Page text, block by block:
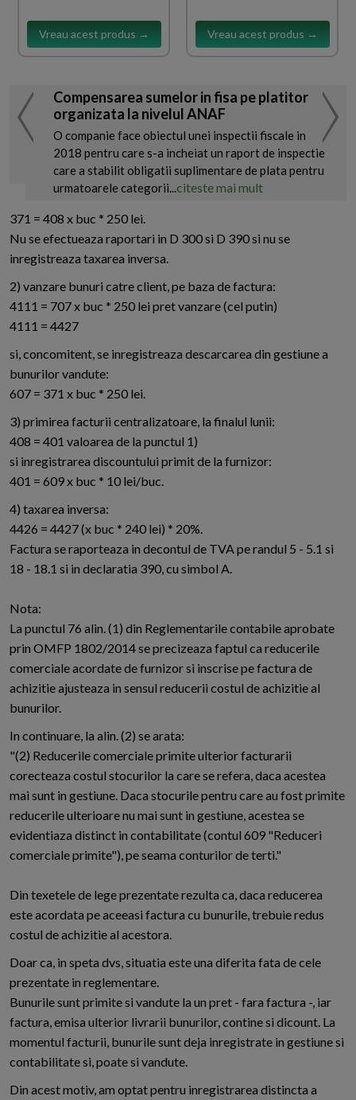
Vreau acest produs → Vreau acest produs →
Compensarea sumelor in fisa pe platitor
organizata la nivelul ANAF
O companie face obiectul unei inspectii fiscale in
2018 pentru care s-a incheiat un raport de inspectie
care a stabilit obligatii suplimentare de plata pentru
urmatoarele categorii...citeste mai mult
371 = 408 x buc * 250 lei.
Nu se efectueaza raportari in D 300 si D 390 si nu se
inregistreaza taxarea inversa.
2) vanzare bunuri catre client, pe baza de factura:
4111 = 707 x buc * 250 lei pret vanzare (cel putin)
4111 = 4427
si, concomitent, se inregistreaza descarcarea din gestiune a
bunurilor vandute:
607 = 371 x buc * 250 lei.
3) primirea facturii centralizatoare, la finalul lunii:
408 = 401 valoarea de la punctul 1)
si inregistrarea discountului primit de la furnizor:
401 = 609 x buc * 10 lei/buc.
4) taxarea inversa:
4426 = 4427 (x buc * 240 lei) * 20%.
Factura se raporteaza in decontul de TVA pe randul 5 - 5.1 si
18 - 18.1 si in declaratia 390, cu simbol A.
Nota:
La punctul 76 alin. (1) din Reglementarile contabile aprobate
prin OMFP 1802/2014 se precizeaza faptul ca reducerile
comerciale acordate de furnizor si inscrise pe factura de
achizitie ajusteaza in sensul reducerii costul de achizitie al
bunurilor.
In continuare, la alin. (2) se arata:
"(2) Reducerile comerciale primite ulterior facturarii
corecteaza costul stocurilor la care se refera, daca acestea
mai sunt in gestiune. Daca stocurile pentru care au fost primite
reducerile ulterioare nu mai sunt in gestiune, acestea se
evidentiaza distinct in contabilitate (contul 609 "Reduceri
comerciale primite"), pe seama conturilor de terti."
Din texetele de lege prezentate rezulta ca, daca reducerea
este acordata pe aceeasi factura cu bunurile, trebuie redus
costul de achizitie al acestora.
Doar ca, in speta dvs, situatia este una diferita fata de cele
prezentate in reglementare.
Bunurile sunt primite si vandute la un pret - fara factura -, iar
factura, emisa ulterior livrarii bunurilor, contine si dicount. La
momentul facturii, bunurile sunt deja inregistrate in gestiune si
contabilitate si, poate si vandute.
Din acest motiv, am optat pentru inregistrarea distincta a